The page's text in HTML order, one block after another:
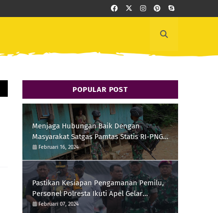
POPULAR POST
Menjaga Hubungan Baik Dengan
Masyarakat Satgas Pamtas Statis RI-PNG
Yonif 111/KB Melaksanakan Silaturrahmi
Februari 16, 2024
Pastikan Kesiapan Pengamanan Pemilu,
Personel Polresta Ikuti Apel Gelar
Pasukan Hari Ini
Februari 07, 2024